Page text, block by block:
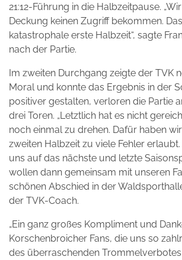
21:12-Führung in die Halbzeitpause.
Deckung keinen Zugriff bekommen.
katastrophale erste Halbzeit“, sagte
nach der Partie.
Im zweiten Durchgang zeigte der TVK
Moral und konnte das Ergebnis in der
positiver gestalten, verloren die Partie
drei Toren. „Letztlich hat es nicht
noch einmal zu drehen. Dafür haben
zweiten Halbzeit zu viele Fehler
uns auf das nächste und letzte
wollen dann gemeinsam mit unseren
schönen Abschied in der
der TVK-Coach.
„Ein ganz großes Kompliment und
Korschenbroicher Fans, die uns so
des überraschenden